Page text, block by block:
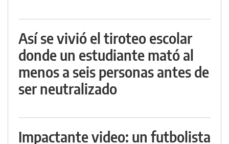
Así se vivió el tiroteo escolar
donde un estudiante mató al
menos a seis personas antes de
ser neutralizado
Impactante video: un futbolista